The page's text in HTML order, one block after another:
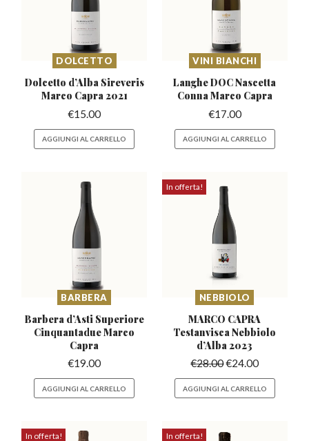
DOLCETTO
Dolcetto d’Alba Sireveris
Marco Capra 2021
€15.00
AGGIUNGI AL CARRELLO
VINI BIANCHI
Langhe DOC Nascetta
Conna Marco Capra
€17.00
AGGIUNGI AL CARRELLO
BARBERA
Barbera d’Asti Superiore
Cinquantadue Marco
Capra
€19.00
AGGIUNGI AL CARRELLO
In offerta!
NEBBIOLO
MARCO CAPRA
Testanvisca Nebbiolo
d’Alba 2023
€28.00€24.00
AGGIUNGI AL CARRELLO
In offerta! In offerta!